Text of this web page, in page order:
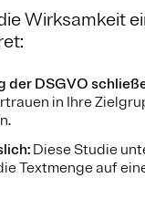
Wirksamkeit
der DSGVO
in Ihre
Diese Studie
Textmenge auf